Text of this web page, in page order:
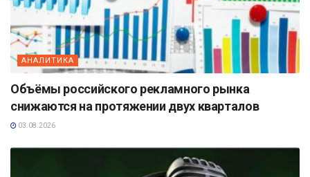
АНАЛИТИКА
Объёмы российского рекламного рынка
снижаются на протяжении двух кварталов
03.08.2026